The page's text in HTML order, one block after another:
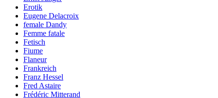
Erotik
Eugene Delacroix
female Dandy
Femme fatale
Fetisch
Fiume
Flaneur
Frankreich
Franz Hessel
Fred Astaire
Frédéric Mitterand